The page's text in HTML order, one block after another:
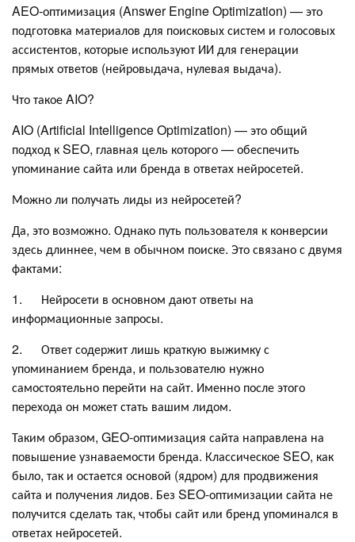
AEO-оптимизация (Answer Engine Optimization) — это
подготовка материалов для поисковых систем и голосовых
ассистентов, которые используют ИИ для генерации
прямых ответов (нейровыдача, нулевая выдача).
Что такое AIO?
AIO (Artificial Intelligence Optimization) — это общий
подход к SEO, главная цель которого — обеспечить
упоминание сайта или бренда в ответах нейросетей.
Можно ли получать лиды из нейросетей?
Да, это возможно. Однако путь пользователя к конверсии
здесь длиннее, чем в обычном поиске. Это связано с двумя
фактами:
1. Нейросети в основном дают ответы на
информационные запросы.
2. Ответ содержит лишь краткую выжимку с
упоминанием бренда, и пользователю нужно
самостоятельно перейти на сайт. Именно после этого
перехода он может стать вашим лидом.
Таким образом, GEO-оптимизация сайта направлена на
повышение узнаваемости бренда. Классическое SEO, как
было, так и остается основой (ядром) для продвижения
сайта и получения лидов. Без SEO-оптимизации сайта не
получится сделать так, чтобы сайт или бренд упоминался в
ответах нейросетей.